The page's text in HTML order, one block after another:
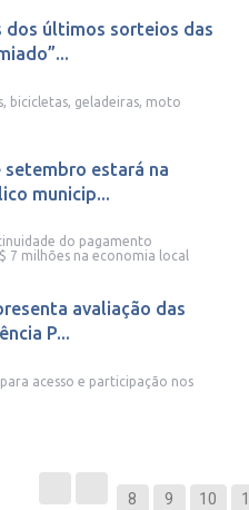
dos últimos sorteios das
bicicletas, geladeiras, moto
setembro estará na
municip...
do pagamento
7 milhões na economia local
avaliação das
P...
acesso e participação nos
8 9 10